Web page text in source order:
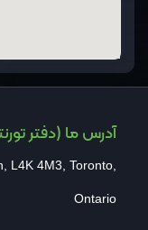
آدرس ما (دفتر
L4K 4M3, Toronto,
Ontario